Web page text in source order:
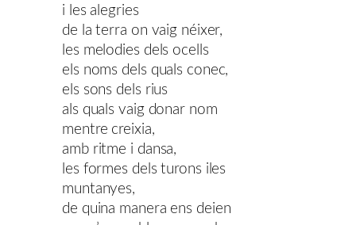
i les alegries
de la terra on vaig néixer,
les melodies dels ocells
els noms dels quals conec,
els sons dels rius
als quals vaig donar nom
mentre creixia,
amb ritme i dansa,
les formes dels turons iles
muntanyes,
de quina manera ens deien